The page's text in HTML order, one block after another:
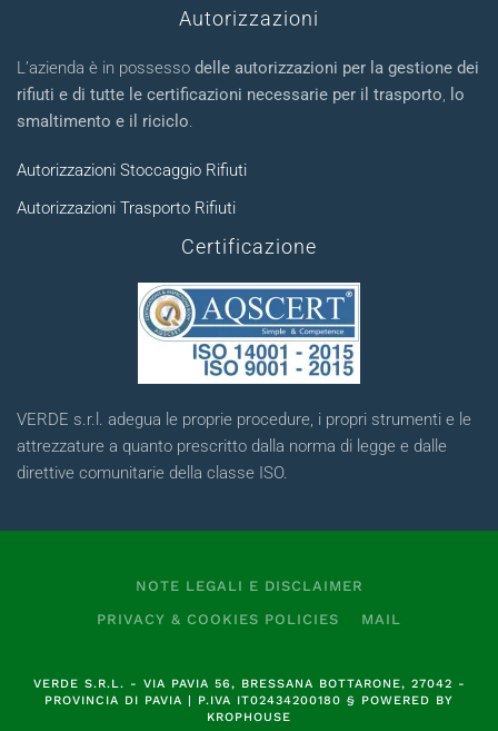
Autorizzazioni
L’azienda è in possesso delle autorizzazioni per la gestione dei
rifiuti e di tutte le certificazioni necessarie per il trasporto, lo
smaltimento e il riciclo.
Autorizzazioni Stoccaggio Rifiuti
Autorizzazioni Trasporto Rifiuti
Certificazione
VERDE s.r.l. adegua le proprie procedure, i propri strumenti e le
attrezzature a quanto prescritto dalla norma di legge e dalle
direttive comunitarie della classe ISO.
NOTE LEGALI E DISCLAIMER
PRIVACY & COOKIES POLICIES
MAIL
VERDE S.R.L. - VIA PAVIA 56, BRESSANA BOTTARONE, 27042 -
PROVINCIA DI PAVIA | P.IVA IT02434200180 § POWERED BY
KROPHOUSE